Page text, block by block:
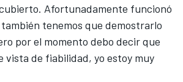
Afortunadamente funcionó
tenemos que demostrarlo
por el momento debo decir que
vista de fiabilidad, yo estoy muy